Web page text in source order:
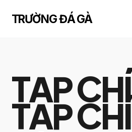
TRƯỜNG ĐÁ GÀ
TẠP CHÍ
TẠP CHÍ